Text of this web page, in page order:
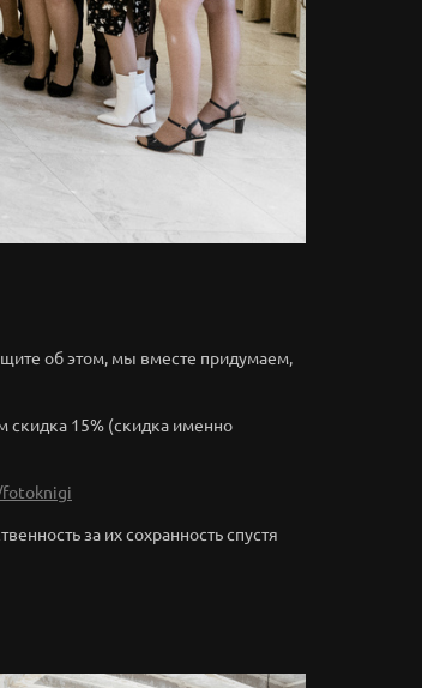
об этом, мы вместе придумаем,
15% (скидка именно
fotoknigi
за их сохранность спустя